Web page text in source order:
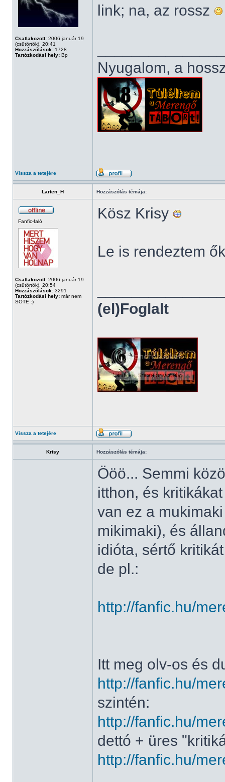
Csatlakozott: 2006 január 19
(csütörtök), 20:41
Hozzászólások: 1728
Tartózkodási hely: Bp
link; na, az rossz
Nyugalom, a
Vissza a tetejére
Larten_H Hozzászólás témája:
Fanfic-faló
Csatlakozott: 2006 január 19
(csütörtök), 20:54
Hozzászólások: 3291
Tartózkodási hely: már nem
SOTE :)
Kösz Krisy
Le is rendeztem
(el)Foglalt
Vissza a tetejére
Krisy Hozzászólás témája:
Ööö... Semmi
itthon, és
van ez a
mikimaki), és
idióta, sértő
de pl.:
http://fanfic.hu/
Itt meg olv-os és
http://fanfic.hu/
szintén:
http://fanfic.hu/
dettó + üres
http://fanfic.hu/